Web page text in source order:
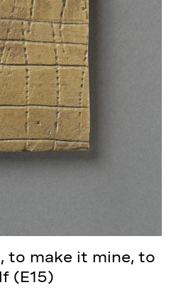
to make it mine, to
(E15)